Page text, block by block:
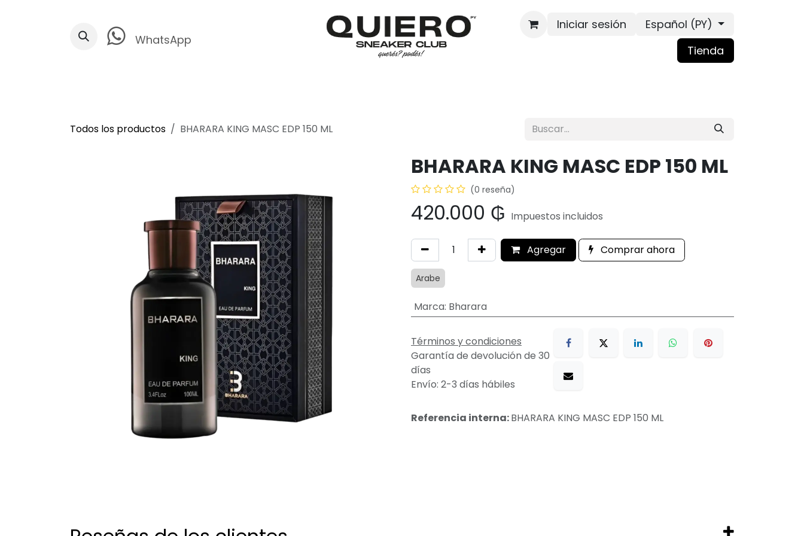
WhatsApp
Iniciar sesión
Español (PY)
Tienda
Todos los productos BHARARA KING MASC EDP 150 ML
BHARARA KING MASC EDP 150 ML
(0 reseña)
420.000 ₲ Impuestos incluidos
Agregar Comprar ahora
Arabe
Marca: Bharara
Términos y condiciones
Garantía de devolución de 30
días
Envío: 2-3 días hábiles
Referencia interna:BHARARA KING MASC EDP 150 ML